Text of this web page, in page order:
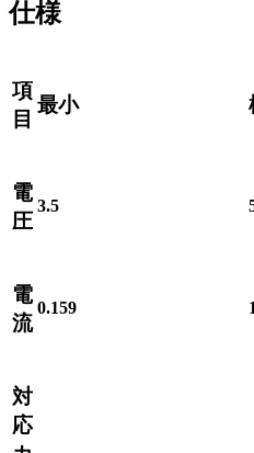
仕様
項
目
最小
電
圧
3.5
電
流
0.159
対
応